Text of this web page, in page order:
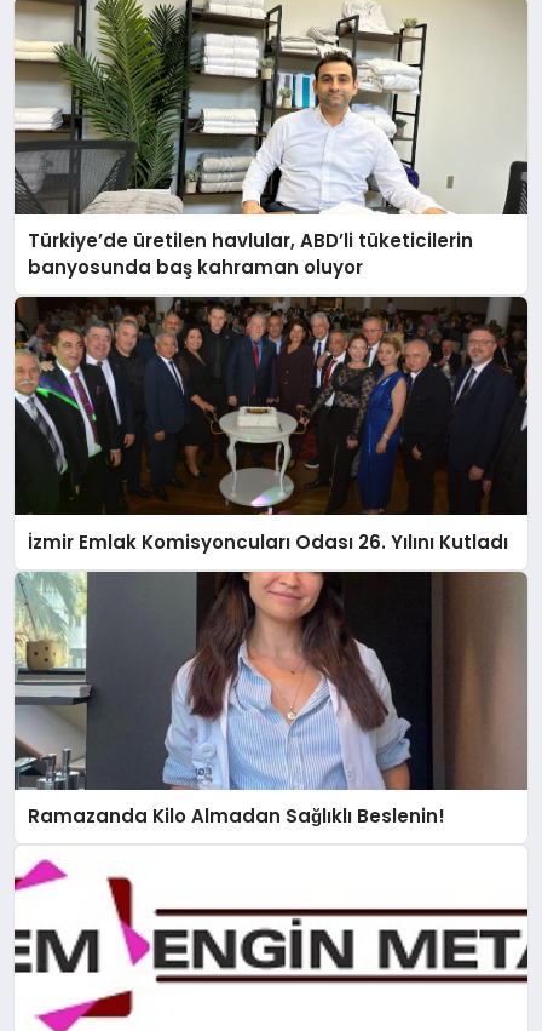
Türkiye’de üretilen havlular, ABD’li tüketicilerin
banyosunda baş kahraman oluyor
İzmir Emlak Komisyoncuları Odası 26. Yılını Kutladı
Ramazanda Kilo Almadan Sağlıklı Beslenin!